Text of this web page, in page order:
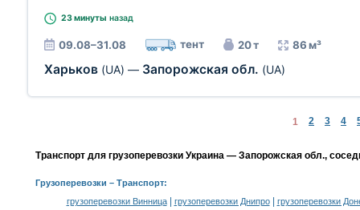
23 минуты назад
09.08–31.08 тент 20 т 86 м³
Харьков (UA) — Запорожская обл. (UA)
1 2 3 4
Транспорт для грузоперевозки Украина — Запорожская обл.,
Грузоперевозки – Транспорт:
грузоперевозки Винница| грузоперевозки Днипро|
грузоперевозки